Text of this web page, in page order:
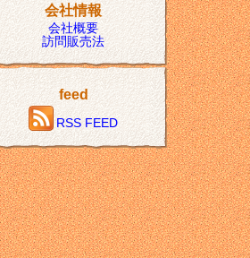
会社情報
会社概要
訪問販売法
feed
RSS FEED